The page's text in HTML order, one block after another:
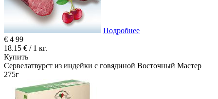
Подробнее
€ 4 99
18.15 € / 1 кг.
Купить
Сервелатвурст из индейки с говядиной Восточный Мастер
275г